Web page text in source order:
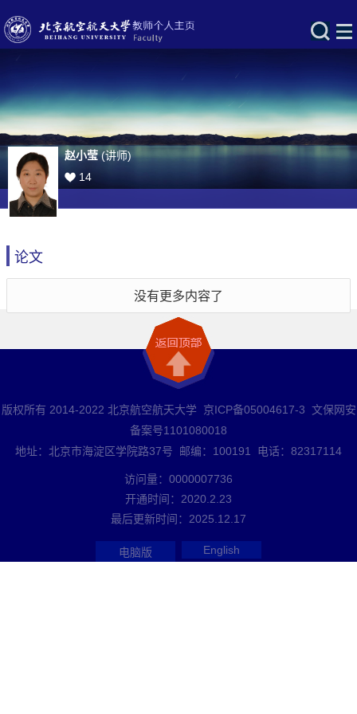
赵小莹(讲师)
14
论文
没有更多内容了
版权所有 2014-2022 北京航空航天大学 京ICP备05004617-3 文保网安
备案号1101080018
地址：北京市海淀区学院路37号 邮编：100191 电话：82317114
访问量： 0000007736
开通时间： 2020 2 23
最后更新时间： 2025 12 17
电脑版 English